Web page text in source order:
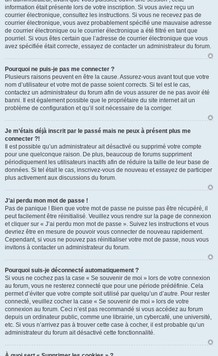
information était présente lors de votre inscription. Si vous aviez reçu un
courrier électronique, consultez les instructions. Si vous ne recevez pas de
courrier électronique, vous avez probablement spécifié une mauvaise adresse
de courrier électronique ou le courrier électronique a été filtré en tant que
pourriel. Si vous êtes certain que l’adresse de courrier électronique que vous
avez spécifiée était correcte, essayez de contacter un administrateur du forum.
Pourquoi ne puis-je pas me connecter ?
Plusieurs raisons peuvent en être la cause. Assurez-vous avant tout que votre
nom d’utilisateur et votre mot de passe soient corrects. Si tel est le cas,
contactez un administrateur du forum afin de vous assurer de ne pas avoir été
banni. Il est également possible que le propriétaire du site internet ait un
problème de configuration et qu’il soit nécessaire de la corriger.
Je m’étais déjà inscrit par le passé mais ne peux à présent plus me
connecter ?!
Il est possible qu’un administrateur ait désactivé ou supprimé votre compte
pour une quelconque raison. De plus, beaucoup de forums suppriment
périodiquement les utilisateurs inactifs afin de réduire la taille de leur base de
données. Si tel était le cas, inscrivez-vous de nouveau et essayez de participer
plus activement aux discussions du forum.
J’ai perdu mon mot de passe !
Pas de panique ! Bien que votre mot de passe ne puisse pas être récupéré, il
peut facilement être réinitialisé. Veuillez vous rendre sur la page de connexion
et cliquer sur « J’ai perdu mon mot de passe ». Suivez les instructions et vous
devriez être en mesure de pouvoir vous connecter de nouveau rapidement.
Cependant, si vous ne pouvez pas réinitialiser votre mot de passe, nous vous
invitons à contacter un administrateur du forum.
Pourquoi suis-je déconnecté automatiquement ?
Si vous ne cochez pas la case « Se souvenir de moi » lors de votre connexion
au forum, vous ne resterez connecté que pour une période prédéfinie. Cela
permet d’éviter que votre compte soit utilisé par quelqu’un d’autre. Pour rester
connecté, veuillez cocher la case « Se souvenir de moi » lors de votre
connexion au forum. Ceci n’est pas recommandé si vous accédez au forum
depuis un ordinateur public, comme une librairie, un cybercafé, une université,
etc. Si vous n’arrivez pas à trouver cette case à cocher, il est probable qu’un
administrateur du forum ait désactivé cette fonctionnalité.